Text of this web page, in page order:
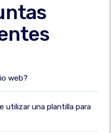
web?
utilizar una plantilla para